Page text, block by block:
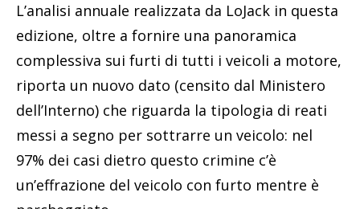
L’analisi annuale realizzata da LoJack in questa
edizione, oltre a fornire una panoramica
complessiva sui furti di tutti i veicoli a motore,
riporta un nuovo dato (censito dal Ministero
dell’Interno) che riguarda la tipologia di reati
messi a segno per sottrarre un veicolo: nel
97% dei casi dietro questo crimine c’è
un’effrazione del veicolo con furto mentre è